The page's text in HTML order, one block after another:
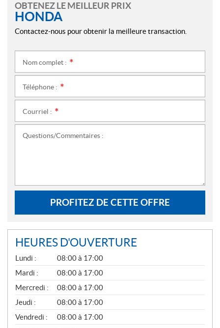
OBTENEZ LE MEILLEUR PRIX
HONDA
Contactez-nous pour obtenir la meilleure transaction.
Nom complet :
Téléphone :
Courriel :
Questions/Commentaires :
PROFITEZ DE CETTE OFFRE
HEURES D'OUVERTURE
G
É
N
É
R
A
L
Lundi :
08:00 à 17:00
Mardi :
08:00 à 17:00
Mercredi :
08:00 à 17:00
Jeudi :
08:00 à 17:00
Vendredi :
08:00 à 17:00